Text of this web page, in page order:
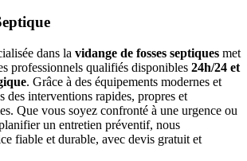
dans la vidange de fosses septiques met
professionnels qualifiés disponibles 24h/24 et
. Grâce à des équipements modernes et
des interventions rapides, propres et
Que vous soyez confronté à une urgence ou
un entretien préventif, nous
fiable et durable, avec devis gratuit et